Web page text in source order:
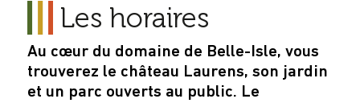
Les horaires
Au cœur du domaine de Belle-Isle, vous
trouverez le château Laurens, son jardin
et un parc ouverts au public. Le